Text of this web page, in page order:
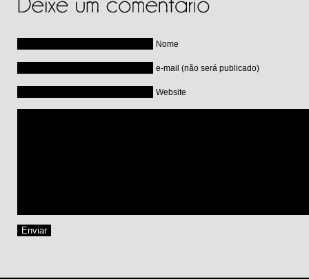
Nome
e-mail (não será publicado)
Website